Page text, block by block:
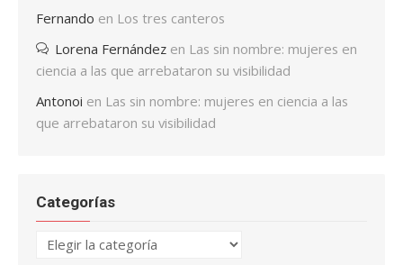
Fernando en Los tres canteros
Lorena Fernández en Las sin nombre: mujeres en
ciencia a las que arrebataron su visibilidad
Antonoi en Las sin nombre: mujeres en ciencia a las
que arrebataron su visibilidad
Categorías
Categorías